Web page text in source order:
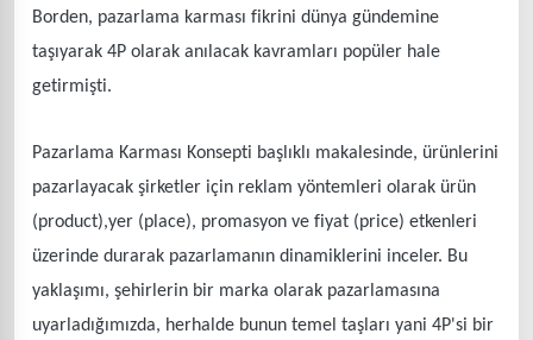
Borden, pazarlama karması fikrini dünya gündemine
taşıyarak 4P olarak anılacak kavramları popüler hale
getirmişti.
Pazarlama Karması Konsepti başlıklı makalesinde, ürünlerini
pazarlayacak şirketler için reklam yöntemleri olarak ürün
(product),yer (place), promasyon ve fiyat (price) etkenleri
üzerinde durarak pazarlamanın dinamiklerini inceler. Bu
yaklaşımı, şehirlerin bir marka olarak pazarlamasına
uyarladığımızda, herhalde bunun temel taşları yani 4P'si bir